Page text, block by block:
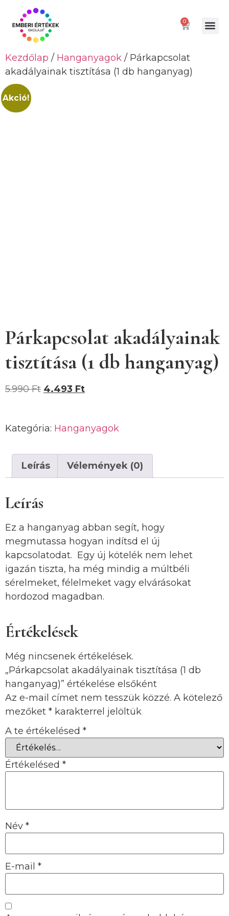
0
Kezdőlap / Hanganyagok / Párkapcsolat
akadályainak tisztítása (1 db hanganyag)
Akció!
Párkapcsolat akadályainak
tisztítása (1 db hanganyag)
5.990Ft 4.493 Ft
Kategória: Hanganyagok
Leírás Vélemények (0)
Leírás
Ez a hanganyag abban segít, hogy
megmutassa hogyan indítsd el új
kapcsolatodat. Egy új kötelék nem lehet
igazán tiszta, ha még mindig a múltbéli
sérelmeket, félelmeket vagy elvárásokat
hordozod magadban.
Értékelések
Még nincsenek értékelések.
„Párkapcsolat akadályainak tisztítása (1 db
hanganyag)” értékelése elsőként
Az e-mail címet nem tesszük közzé. A kötelező
mezőket * karakterrel jelöltük
A te értékelésed *
Értékelésed *
Név *
E-mail *